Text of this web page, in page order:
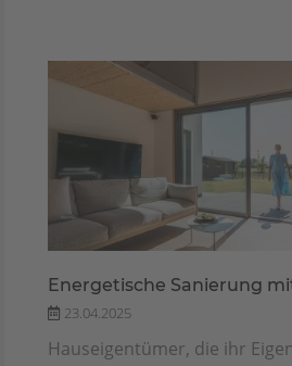
Energetische Sanierung
23.04.2025
Hauseigentümer, die ihr